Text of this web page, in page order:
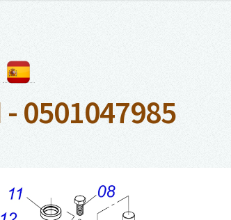
- 0501047985